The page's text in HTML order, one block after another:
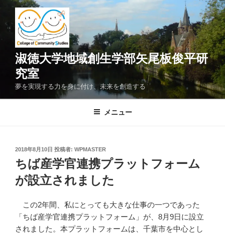
ン
ッ
淑徳大学地域創生学部矢尾板俊平研
究室
夢を実現する力を身に付け、未来を創造する
メニュー
投
稿
日:
2018年8月10日 投稿者: WPMASTER
ちば産学官連携プラットフォーム
が設立されました
この2年間、私にとっても大きな仕事の一つであった
「ちば産学官連携プラットフォーム」が、8月9日に設立
されました。本プラットフォームは、千葉市を中心とし